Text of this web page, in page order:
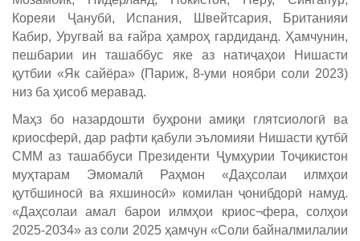
Кореяи Ҷанубӣ, Испания, Швейтсария, Британияи
Кабир, Уругвай ва ғайра ҳамроҳ гардиданд. Ҳамчунин,
пешбарии ин ташаббус яке аз натиҷаҳои Нишасти
қутбии «Як cайёра» (Париж, 8-уми ноябри соли 2023)
низ ба ҳисоб меравад.
Маҳз бо назардошти буҳрони амиқи глятсиологӣ ва
криосферӣ, дар рафти қабули эъломияи Нишасти қутбӣ
СММ аз ташаббуси Президенти Ҷумҳурии Тоҷикистон
муҳтарам Эмомалӣ Раҳмон «Даҳсолаи илмҳои
қутбшиносӣ ва яхшиносӣ» комилан ҷонибдорӣ намуд.
«Даҳсолаи амал барои илмҳои криос¬фера, солҳои
2025-2034» аз соли 2025 ҳамчун «Соли байналмилалии